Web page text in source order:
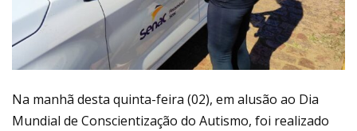
Na manhã desta quinta-feira (02), em alusão ao Dia
Mundial de Conscientização do Autismo, foi realizado